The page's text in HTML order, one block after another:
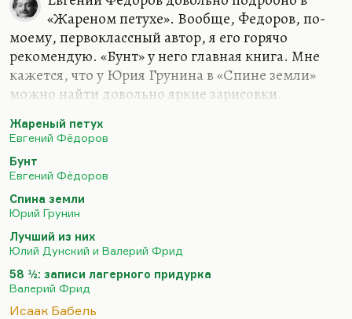
«Жареном петухе». Вообще, Федоров, по-
моему, первоклассный автор, я его горячо
рекомендую. «Бунт» у него главная книга. Мне
кажется, что у Юрия Грунина в «Спине земли»
можно найти довольно яркие зарисовки.
уголовный рассказ — «Лучший из них», очень вам
его рекомендую. И, конечно, «58 ½: записи
лагерного придурка» — одного Фрида, но там
есть письма Дунского и записки об их совместном
опыте в Инте. Это, конечно, потрясающий текст,
и там очень много сказано о блатном мире тех
времен. Фима Жиганец — псевдоним,
естественно, известного ростовского журналиста,
довольно много написавшего о сучьих войнах. И,
конечно,…
Жареный петух
Евгений Фёдоров
Бунт
Евгений Фёдоров
Спина земли
Юрий Грунин
Лучший из них
Юлий Дунский и Валерий Фрид
58 ½: записи лагерного придурка
Валерий Фрид
Исаак Бабель